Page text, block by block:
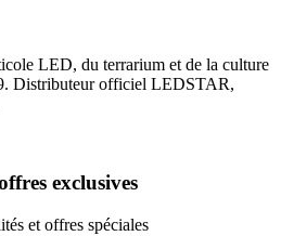
LED, du terrarium et de la culture
Distributeur officiel LEDSTAR,
exclusives
et offres spéciales